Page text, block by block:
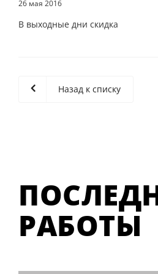
26 мая 2016
В выходные дни скидка
Назад к списку
РАБОТЫ